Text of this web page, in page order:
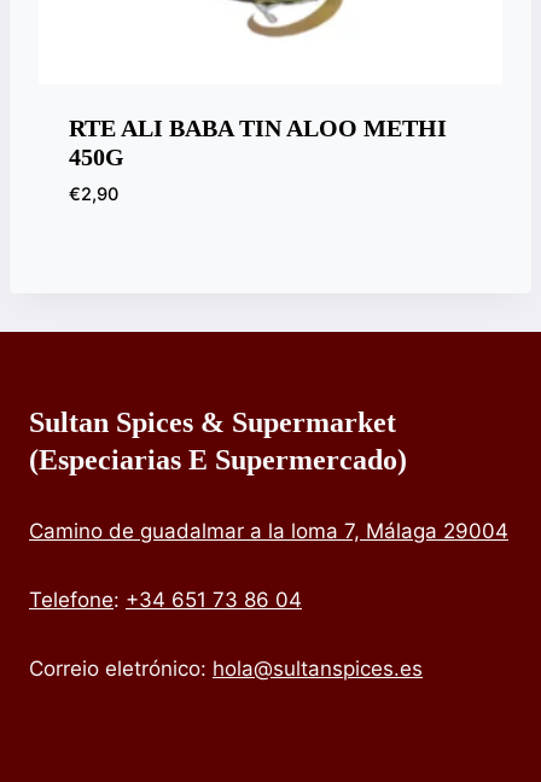
RTE ALI BABA TIN ALOO METHI
450G
€2,90
Sultan Spices & Supermarket
(especiarias E Supermercado)
Camino de guadalmar a la loma 7, Málaga 29004
Telefone: +34 651 73 86 04
Correio eletrónico: hola@sultanspices.es